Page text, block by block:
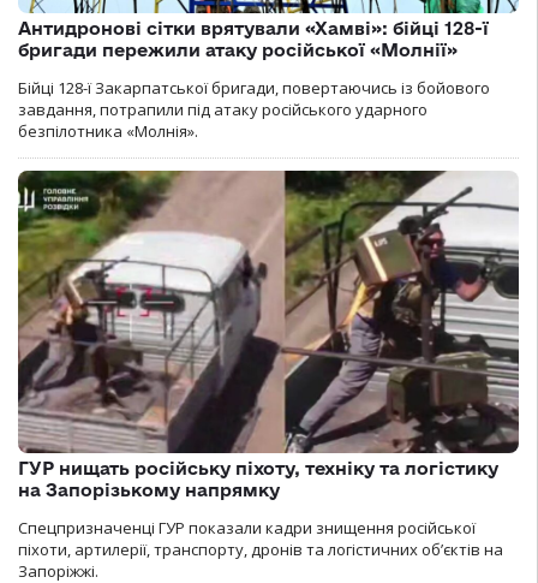
Антидронові сітки врятували «Хамві»: бійці 128-ї
бригади пережили атаку російської «Молнії»
Бійці 128-ї Закарпатської бригади, повертаючись із бойового
завдання, потрапили під атаку російського ударного
безпілотника «Молнія».
ГУР нищать російську піхоту, техніку та логістику
на Запорізькому напрямку
Спецпризначенці ГУР показали кадри знищення російської
піхоти, артилерії, транспорту, дронів та логістичних об’єктів на
Запоріжжі.